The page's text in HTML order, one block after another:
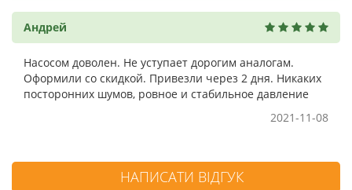
Андрей
Насосом доволен. Не уступает дорогим аналогам.
Оформили со скидкой. Привезли через 2 дня. Никаких
посторонних шумов, ровное и стабильное давление
2021-11-08
НАПИСАТИ ВІДГУК